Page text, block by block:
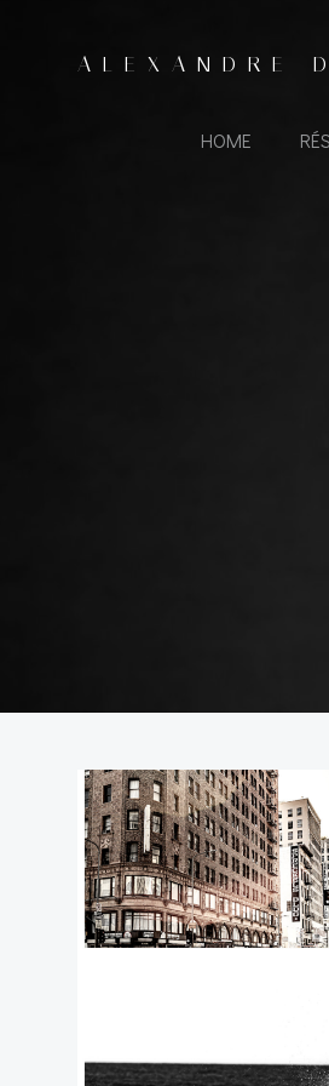
ALEXANDRE
HOME